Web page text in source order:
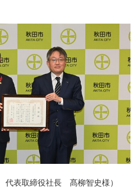
代表取締役社長 髙柳智史様）